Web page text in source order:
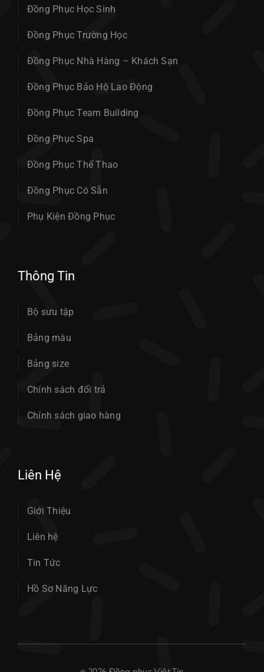
Đồng Phục Học Sinh
Đồng Phục Trường Học
Đồng Phục Nhà Hàng – Khách Sạn
Đồng Phục Bảo Hộ Lao Động
Đồng Phục Team Building
Đồng Phục Spa
Đồng Phục Thể Thao
Đồng Phục Có Sẵn
Phụ Kiện Đồng Phục
Thông Tin
Bộ sưu tập
Bảng màu
Bảng size
Chính sách đổi trả
Chính sách giao hàng
Liên Hệ
Giới Thiệu
Liên hệ
Tin Tức
Hồ Sơ Năng Lực